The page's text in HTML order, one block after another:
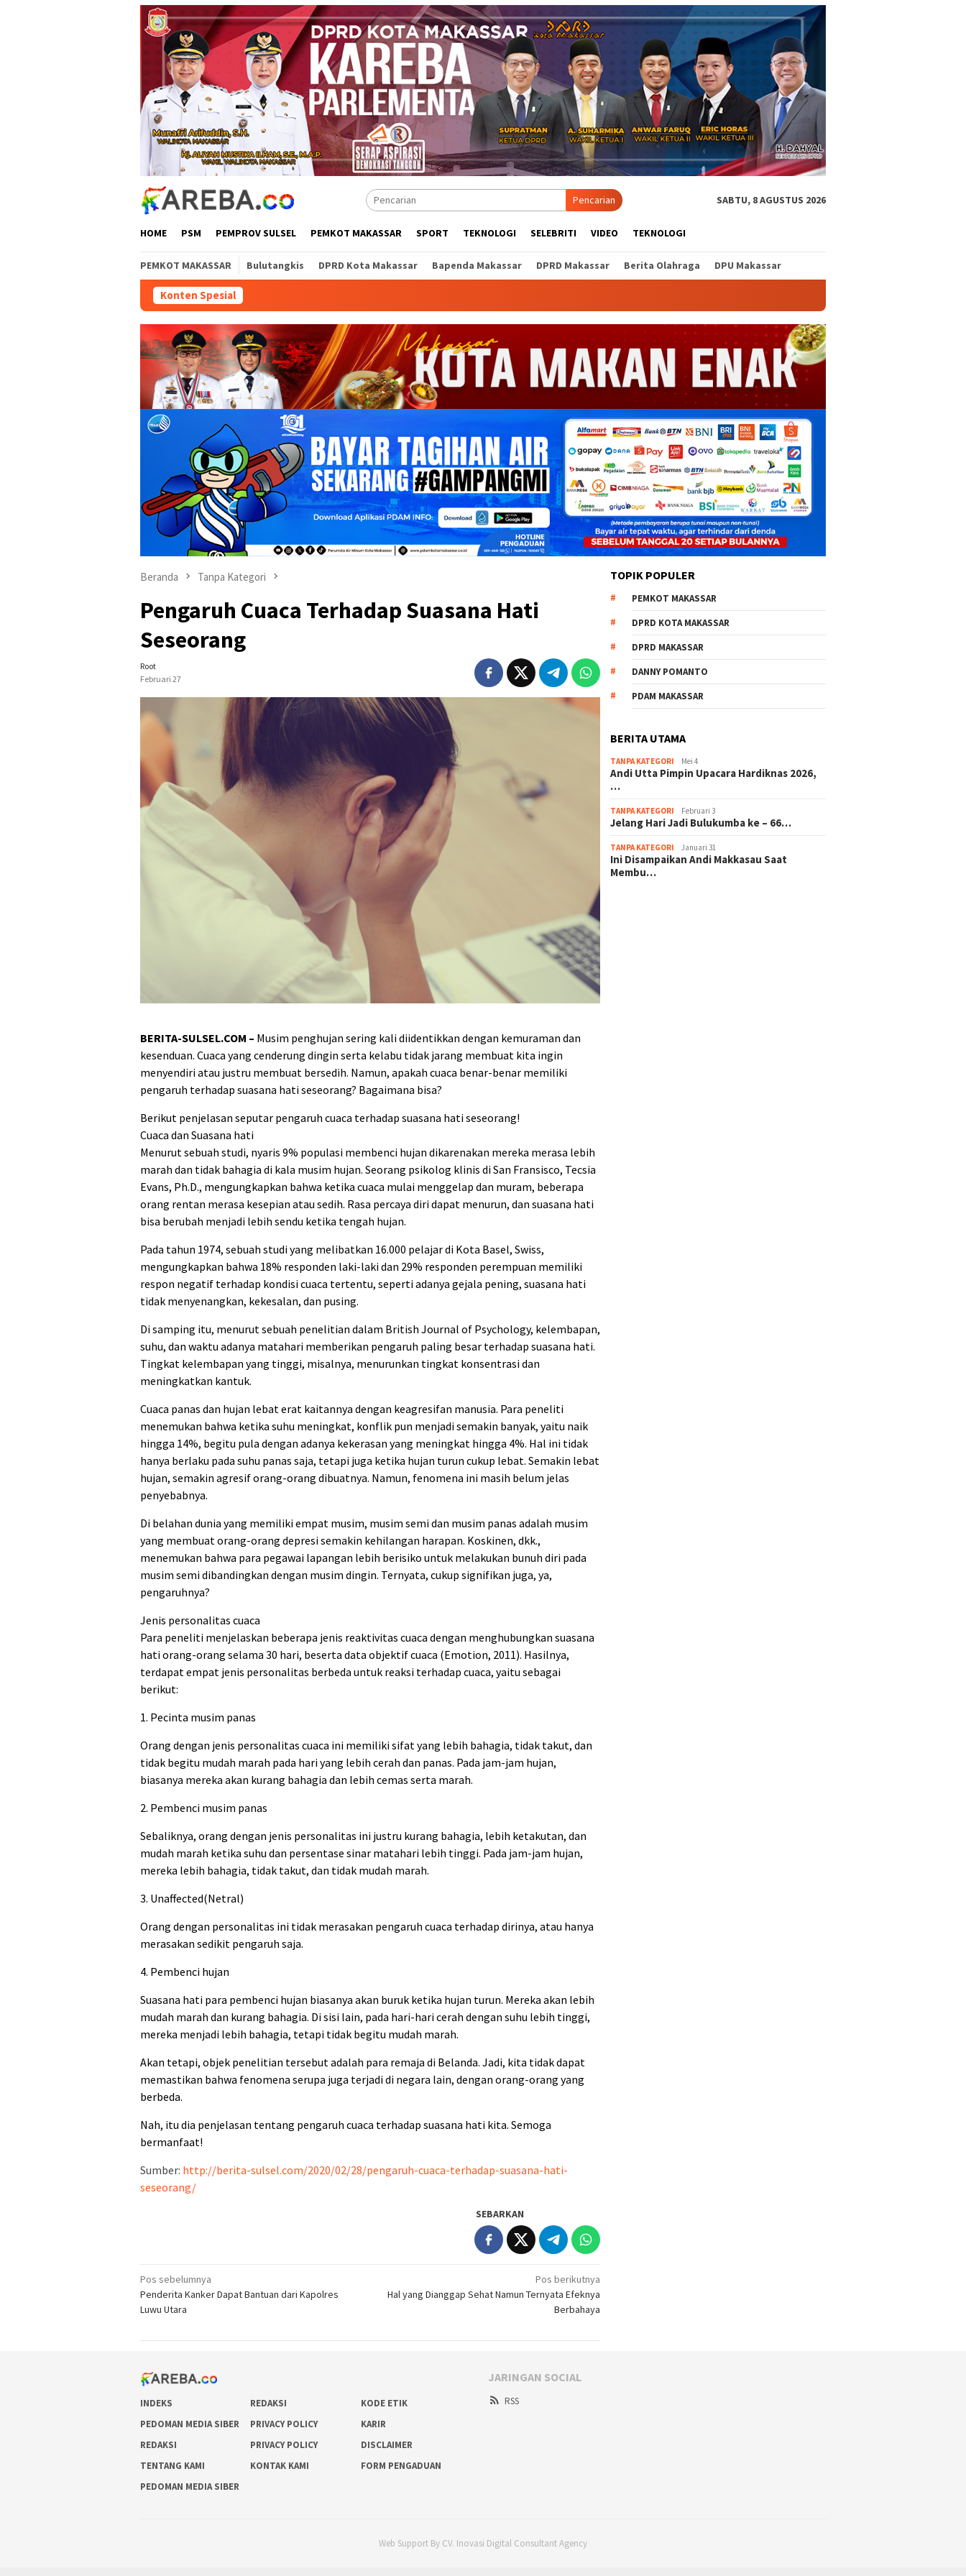
Pencarian SABTU, 8 AGUSTUS 2026
HOME PSM PEMPROV SULSEL PEMKOT MAKASSAR SPORT TEKNOLOGI SELEBRITI VIDEO TEKNOLOGI
PEMKOT MAKASSAR Bulutangkis DPRD Kota Makassar Bapenda Makassar DPRD Makassar Berita Olahraga DPU Makassar
Konten Spesial
Beranda Tanpa Kategori
Pengaruh Cuaca Terhadap Suasana Hati
Seseorang
Root
Februari 27
BERITA-SULSEL.COM – Musim penghujan sering kali diidentikkan dengan kemuraman dan
kesenduan. Cuaca yang cenderung dingin serta kelabu tidak jarang membuat kita ingin
menyendiri atau justru membuat bersedih. Namun, apakah cuaca benar-benar memiliki
pengaruh terhadap suasana hati seseorang? Bagaimana bisa?
Berikut penjelasan seputar pengaruh cuaca terhadap suasana hati seseorang!
Cuaca dan Suasana hati
Menurut sebuah studi, nyaris 9% populasi membenci hujan dikarenakan mereka merasa lebih
marah dan tidak bahagia di kala musim hujan. Seorang psikolog klinis di San Fransisco, Tecsia
Evans, Ph.D., mengungkapkan bahwa ketika cuaca mulai menggelap dan muram, beberapa
orang rentan merasa kesepian atau sedih. Rasa percaya diri dapat menurun, dan suasana hati
bisa berubah menjadi lebih sendu ketika tengah hujan.
Pada tahun 1974, sebuah studi yang melibatkan 16.000 pelajar di Kota Basel, Swiss,
mengungkapkan bahwa 18% responden laki-laki dan 29% responden perempuan memiliki
respon negatif terhadap kondisi cuaca tertentu, seperti adanya gejala pening, suasana hati
tidak menyenangkan, kekesalan, dan pusing.
Di samping itu, menurut sebuah penelitian dalam British Journal of Psychology, kelembapan,
suhu, dan waktu adanya matahari memberikan pengaruh paling besar terhadap suasana hati.
Tingkat kelembapan yang tinggi, misalnya, menurunkan tingkat konsentrasi dan
meningkatkan kantuk.
Cuaca panas dan hujan lebat erat kaitannya dengan keagresifan manusia. Para peneliti
menemukan bahwa ketika suhu meningkat, konflik pun menjadi semakin banyak, yaitu naik
hingga 14%, begitu pula dengan adanya kekerasan yang meningkat hingga 4%. Hal ini tidak
hanya berlaku pada suhu panas saja, tetapi juga ketika hujan turun cukup lebat. Semakin lebat
hujan, semakin agresif orang-orang dibuatnya. Namun, fenomena ini masih belum jelas
penyebabnya.
Di belahan dunia yang memiliki empat musim, musim semi dan musim panas adalah musim
yang membuat orang-orang depresi semakin kehilangan harapan. Koskinen, dkk.,
menemukan bahwa para pegawai lapangan lebih berisiko untuk melakukan bunuh diri pada
musim semi dibandingkan dengan musim dingin. Ternyata, cukup signifikan juga, ya,
pengaruhnya?
Jenis personalitas cuaca
Para peneliti menjelaskan beberapa jenis reaktivitas cuaca dengan menghubungkan suasana
hati orang-orang selama 30 hari, beserta data objektif cuaca (Emotion, 2011). Hasilnya,
terdapat empat jenis personalitas berbeda untuk reaksi terhadap cuaca, yaitu sebagai
berikut:
1. Pecinta musim panas
Orang dengan jenis personalitas cuaca ini memiliki sifat yang lebih bahagia, tidak takut, dan
tidak begitu mudah marah pada hari yang lebih cerah dan panas. Pada jam-jam hujan,
biasanya mereka akan kurang bahagia dan lebih cemas serta marah.
2. Pembenci musim panas
Sebaliknya, orang dengan jenis personalitas ini justru kurang bahagia, lebih ketakutan, dan
mudah marah ketika suhu dan persentase sinar matahari lebih tinggi. Pada jam-jam hujan,
mereka lebih bahagia, tidak takut, dan tidak mudah marah.
3. Unaffected(Netral)
Orang dengan personalitas ini tidak merasakan pengaruh cuaca terhadap dirinya, atau hanya
merasakan sedikit pengaruh saja.
4. Pembenci hujan
Suasana hati para pembenci hujan biasanya akan buruk ketika hujan turun. Mereka akan lebih
mudah marah dan kurang bahagia. Di sisi lain, pada hari-hari cerah dengan suhu lebih tinggi,
mereka menjadi lebih bahagia, tetapi tidak begitu mudah marah.
Akan tetapi, objek penelitian tersebut adalah para remaja di Belanda. Jadi, kita tidak dapat
memastikan bahwa fenomena serupa juga terjadi di negara lain, dengan orang-orang yang
berbeda.
Nah, itu dia penjelasan tentang pengaruh cuaca terhadap suasana hati kita. Semoga
bermanfaat!
Sumber: http://berita-sulsel.com/2020/02/28/pengaruh-cuaca-terhadap-suasana-hati-
seseorang/
SEBARKAN
Navigasi
pos
Pos sebelumnya
Penderita Kanker Dapat Bantuan dari Kapolres
Luwu Utara
Pos berikutnya
Hal yang Dianggap Sehat Namun Ternyata Efeknya
Berbahaya
TOPIK POPULER
PEMKOT MAKASSAR
DPRD KOTA MAKASSAR
DPRD MAKASSAR
DANNY POMANTO
PDAM MAKASSAR
BERITA UTAMA
TANPA KATEGORI Mei 4
Andi Utta Pimpin Upacara Hardiknas 2026,
…
TANPA KATEGORI Februari 3
Jelang Hari Jadi Bulukumba ke – 66…
TANPA KATEGORI Januari 31
Ini Disampaikan Andi Makkasau Saat
Membu…
INDEKS REDAKSI
KODE ETIK
PEDOMAN MEDIA SIBER
PRIVACY POLICY
KARIR
REDAKSI
PRIVACY POLICY
DISCLAIMER
TENTANG KAMI
KONTAK KAMI
FORM PENGADUAN
PEDOMAN MEDIA SIBER
JARINGAN SOCIAL
RSS
Web Support By CV. Inovasi Digital Consultant Agency